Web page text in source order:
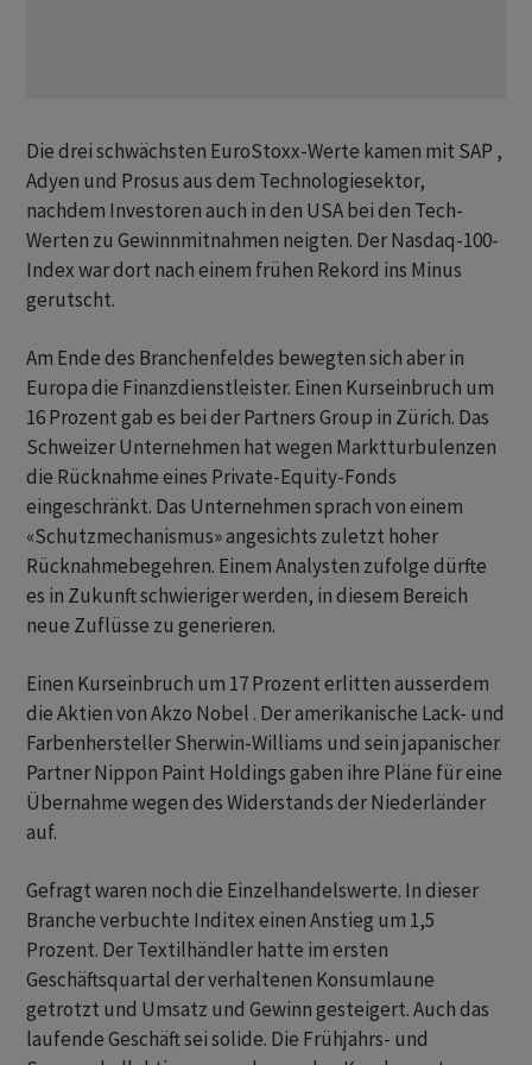
Die drei schwächsten EuroStoxx-Werte kamen mit SAP ,
Adyen und Prosus aus dem Technologiesektor,
nachdem Investoren auch in den USA bei den Tech-
Werten zu Gewinnmitnahmen neigten. Der Nasdaq-100-
Index war dort nach einem frühen Rekord ins Minus
gerutscht.
Am Ende des Branchenfeldes bewegten sich aber in
Europa die Finanzdienstleister. Einen Kurseinbruch um
16 Prozent gab es bei der Partners Group in Zürich. Das
Schweizer Unternehmen hat wegen Marktturbulenzen
die Rücknahme eines Private-Equity-Fonds
eingeschränkt. Das Unternehmen sprach von einem
«Schutzmechanismus» angesichts zuletzt hoher
Rücknahmebegehren. Einem Analysten zufolge dürfte
es in Zukunft schwieriger werden, in diesem Bereich
neue Zuflüsse zu generieren.
Einen Kurseinbruch um 17 Prozent erlitten ausserdem
die Aktien von Akzo Nobel . Der amerikanische Lack- und
Farbenhersteller Sherwin-Williams und sein japanischer
Partner Nippon Paint Holdings gaben ihre Pläne für eine
Übernahme wegen des Widerstands der Niederländer
auf.
Gefragt waren noch die Einzelhandelswerte. In dieser
Branche verbuchte Inditex einen Anstieg um 1,5
Prozent. Der Textilhändler hatte im ersten
Geschäftsquartal der verhaltenen Konsumlaune
getrotzt und Umsatz und Gewinn gesteigert. Auch das
laufende Geschäft sei solide. Die Frühjahrs- und